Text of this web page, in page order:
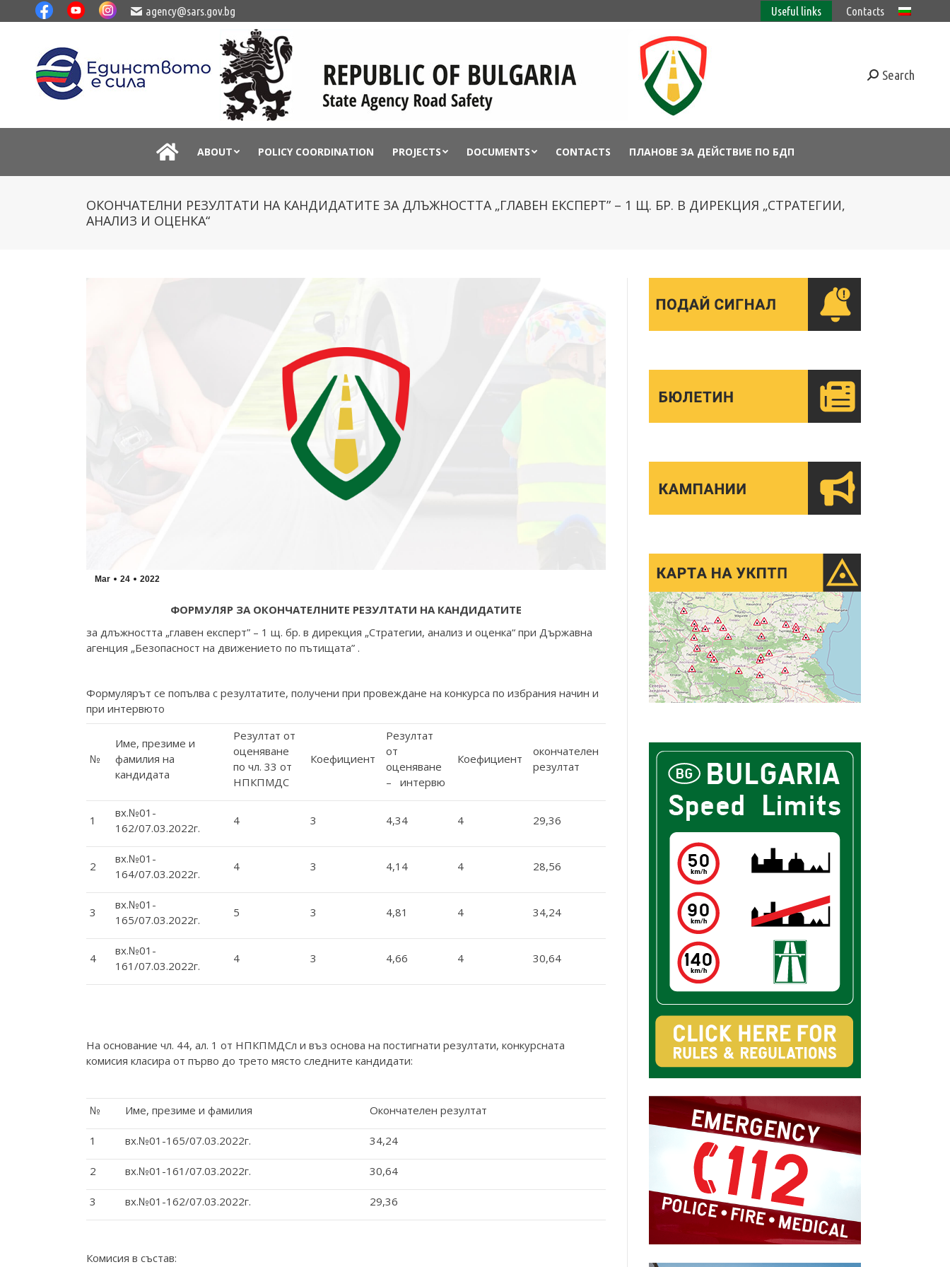
agency@sars.gov.bg Useful links Contacts
Search
ABOUT POLICY COORDINATION PROJECTS DOCUMENTS CONTACTS ПЛАНОВЕ ЗА ДЕЙСТВИЕ ПО БДП
ОКОНЧАТЕЛНИ РЕЗУЛТАТИ НА КАНДИДАТИТЕ ЗА ДЛЪЖНОСТТА „ГЛАВЕН ЕКСПЕРТ” – 1 Щ. БР. В ДИРЕКЦИЯ „СТРАТЕГИИ,
АНАЛИЗ И ОЦЕНКА“
Mar 24 2022
ФОРМУЛЯР ЗА ОКОНЧАТЕЛНИТЕ РЕЗУЛТАТИ НА КАНДИДАТИТЕ
за длъжността „главен експерт” – 1 щ. бр. в дирекция „Стратегии, анализ и оценка“ при Държавна
агенция „Безопасност на движението по пътищата” .
Формулярът се попълва с резултатите, получени при провеждане на конкурса по избрания начин и
при интервюто
№
Име, презиме и
фамилия на
кандидата
Резултат от
оценяване
по чл. 33 от
НПКПМДС
Коефициент
Резултат
от
оценяване
– интервю
Коефициент
окончателен
резултат
1
вх.№01-
162/07.03.2022г.
4 3 4,34 4 29,36
2
вх.№01-
164/07.03.2022г.
4 3 4,14 4 28,56
3
вх.№01-
165/07.03.2022г.
5 3 4,81 4 34,24
4
вх.№01-
161/07.03.2022г.
4 3 4,66 4 30,64
На основание чл. 44, ал. 1 от НПКПМДСл и въз основа на постигнати резултати, конкурсната
комисия класира от първо до трето място следните кандидати:
№ Име, презиме и фамилия Окончателен резултат
1 вх.№01-165/07.03.2022г. 34,24
2 вх.№01-161/07.03.2022г. 30,64
3 вх.№01-162/07.03.2022г. 29,36
Комисия в състав: